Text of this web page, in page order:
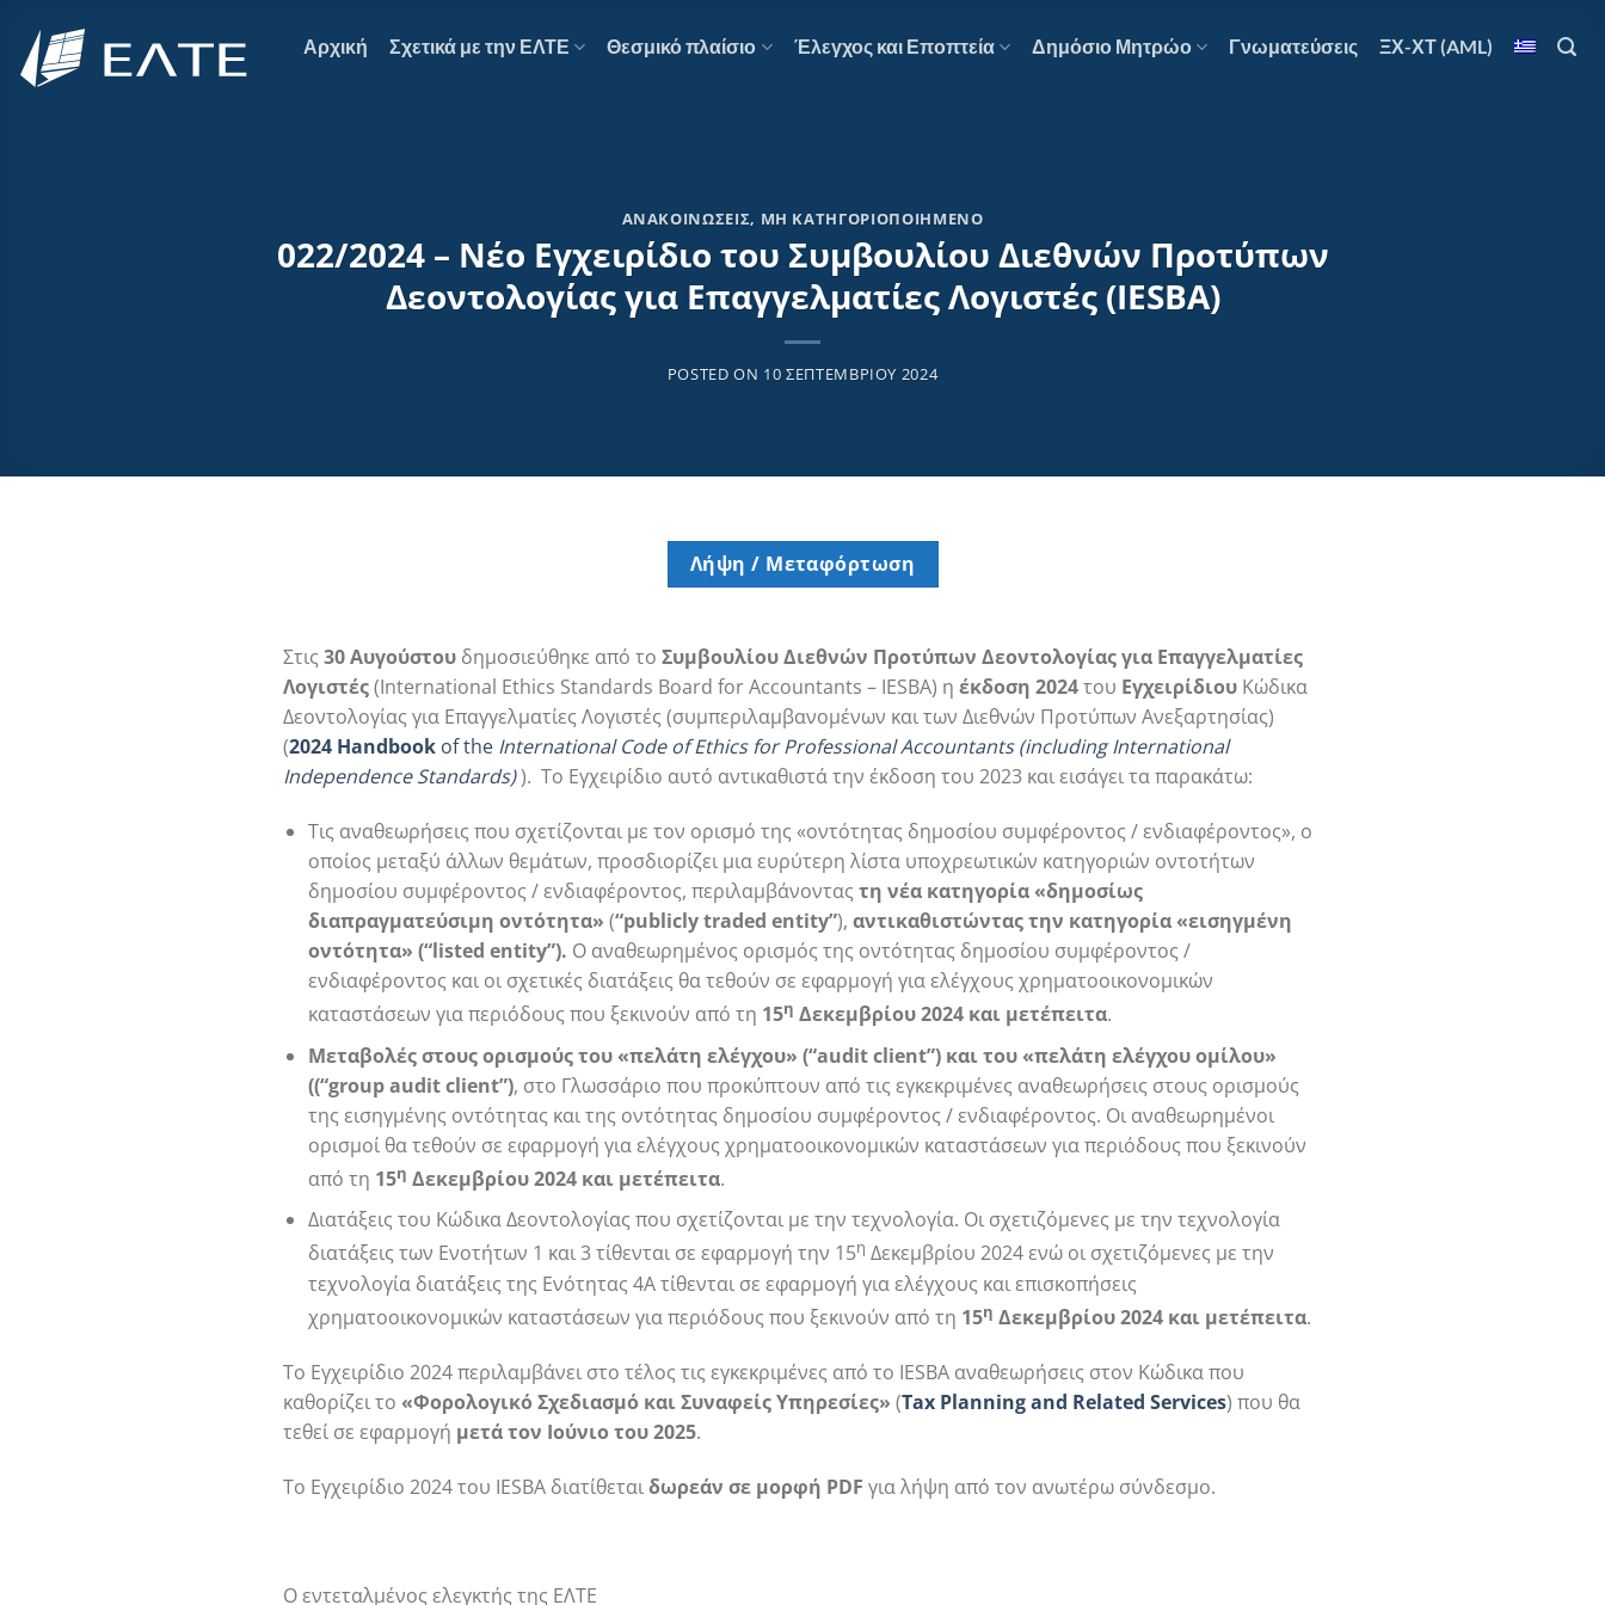
στο
περιεχόμενο
Αρχική Σχετικά με την ΕΛΤΕ Θεσμικό πλαίσιο Έλεγχος και Εποπτεία Δημόσιο Μητρώο Γνωματεύσεις ΞΧ-ΧΤ (AML)
ΑΝΑΚΟΙΝΏΣΕΙΣ, ΜΗ ΚΑΤΗΓΟΡΙΟΠΟΙΗΜΈΝΟ
022/2024 – Νέο Εγχειρίδιο του Συμβουλίου Διεθνών Προτύπων
Δεοντολογίας για Επαγγελματίες Λογιστές (IESBA)
POSTED ON 10 ΣΕΠΤΕΜΒΡΊΟΥ 2024
Λήψη / Μεταφόρτωση
Στις 30 Αυγούστου δημοσιεύθηκε από το Συμβουλίου Διεθνών Προτύπων Δεοντολογίας για Επαγγελματίες
Λογιστές(International Ethics Standards Board for Accountants – IESBA) η έκδοση 2024του Εγχειρίδιου Κώδικα
Δεοντολογίας για Επαγγελματίες Λογιστές (συμπεριλαμβανομένων και των Διεθνών Προτύπων Ανεξαρτησίας)
(2024 Handbook of the International Code of Ethics for ProfessionalAccountants(including International
Independence Standards)). Το Εγχειρίδιο αυτό αντικαθιστά την έκδοση του 2023 και εισάγει τα παρακάτω:
Τις αναθεωρήσεις που σχετίζονται με τον ορισμό της «οντότητας δημοσίου συμφέροντος / ενδιαφέροντος», ο
οποίος μεταξύ άλλων θεμάτων, προσδιορίζει μια ευρύτερη λίστα υποχρεωτικών κατηγοριών οντοτήτων
δημοσίου συμφέροντος / ενδιαφέροντος, περιλαμβάνοντας τη νέα κατηγορία «δημοσίως
διαπραγματεύσιμη οντότητα» (“publiclytraded entity”), αντικαθιστώντας την κατηγορία«εισηγμένη
οντότητα» (“listed entity”). Ο αναθεωρημένος ορισμός της οντότητας δημοσίου συμφέροντος /
ενδιαφέροντος και οι σχετικές διατάξεις θα τεθούν σε εφαρμογή για ελέγχους χρηματοοικονομικών
καταστάσεων για περιόδους που ξεκινούν από τη 15η Δεκεμβρίου 2024 και μετέπειτα.
Μεταβολές στους ορισμούς του «πελάτη ελέγχου» (“auditclient”) και του «πελάτη ελέγχου ομίλου»
((“groupauditclient”), στο Γλωσσάριο που προκύπτουν από τις εγκεκριμένες αναθεωρήσεις στους ορισμούς
της εισηγμένης οντότητας και της οντότητας δημοσίου συμφέροντος / ενδιαφέροντος. Οι αναθεωρημένοι
ορισμοί θα τεθούν σε εφαρμογή για ελέγχους χρηματοοικονομικών καταστάσεων για περιόδους που ξεκινούν
από τη 15η Δεκεμβρίου 2024 και μετέπειτα.
Διατάξεις του Κώδικα Δεοντολογίας που σχετίζονται με την τεχνολογία. Οι σχετιζόμενες με την τεχνολογία
διατάξεις των Ενοτήτων 1 και 3 τίθενται σε εφαρμογή την 15η Δεκεμβρίου 2024 ενώ οι σχετιζόμενες με την
τεχνολογία διατάξεις της Ενότητας 4Α τίθενται σε εφαρμογή για ελέγχους και επισκοπήσεις
χρηματοοικονομικών καταστάσεων για περιόδους που ξεκινούν από τη 15η Δεκεμβρίου 2024 και μετέπειτα.
Το Εγχειρίδιο 2024 περιλαμβάνει στο τέλος τις εγκεκριμένες από το IESBA αναθεωρήσεις στον Κώδικα που
καθορίζει το «Φορολογικό Σχεδιασμό και Συναφείς Υπηρεσίες» (Tax Planningand Related Services) που θα
τεθεί σε εφαρμογή μετά τον Ιούνιο του 2025.
Το Εγχειρίδιο 2024 του IESBA διατίθεταιδωρεάν σε μορφή PDF για λήψη από τον ανωτέρω σύνδεσμο.
Ο εντεταλμένος ελεγκτής της ΕΛΤΕ